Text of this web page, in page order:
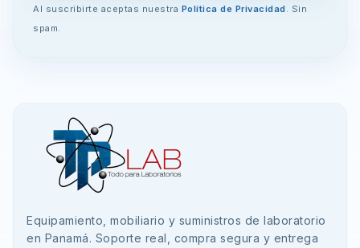
Al suscribirte aceptas nuestra Política de Privacidad . Sin
spam.
Equipamiento, mobiliario y suministros de laboratorio
en Panamá. Soporte real, compra segura y entrega